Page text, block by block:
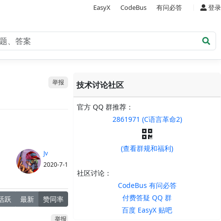
EasyX CodeBus 有问必答 登录
举报
Jv
2020-7-1
跃 最新 赞同率
举报
技术讨论社区
官方 QQ 群推荐：
2861971 (C语言革命2)
(查看群规和福利)
社区讨论：
CodeBus 有问必答
付费答疑 QQ 群
百度 EasyX 贴吧